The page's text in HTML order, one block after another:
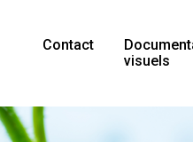
Contact
visuels